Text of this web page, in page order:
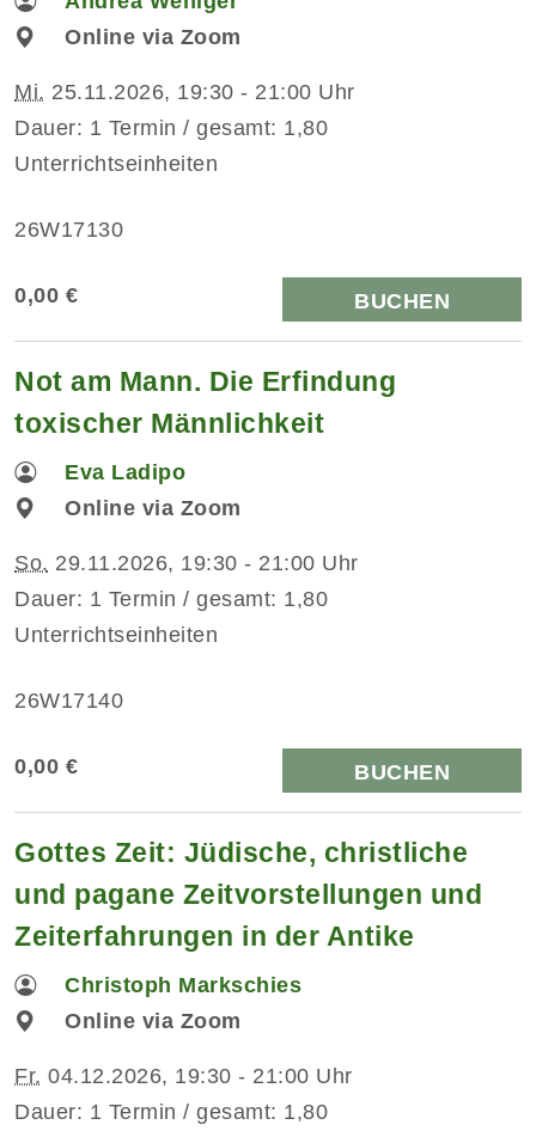
Online via Zoom
Mi. 25.11.2026, 19:30 - 21:00 Uhr
Dauer: 1 Termin / gesamt: 1,80
Unterrichtseinheiten
26W17130
0,00 € BUCHEN
Not am Mann. Die Erfindung
toxischer Männlichkeit
Eva Ladipo
Online via Zoom
So. 29.11.2026, 19:30 - 21:00 Uhr
Dauer: 1 Termin / gesamt: 1,80
Unterrichtseinheiten
26W17140
0,00 € BUCHEN
Gottes Zeit: Jüdische, christliche
und pagane Zeitvorstellungen und
Zeiterfahrungen in der Antike
Christoph Markschies
Online via Zoom
Fr. 04.12.2026, 19:30 - 21:00 Uhr
Dauer: 1 Termin / gesamt: 1,80